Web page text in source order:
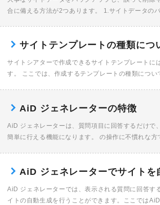
合に備える方法が2つあります。 1.サイトデータの
サイトテンプレートの種類につ
サイトシアターで作成できるサイトテンプレートに
す。 ここでは、作成するテンプレートの種類につい
AiD ジェネレーターの特徴
AiD ジェネレーターは、質問項目に回答するだけで
簡単に行える機能になります。 の操作に不慣れな方
AiD ジェネレーターでサイトを
AiD ジェネレーターでは、表示される質問に回答す
イトの自動生成を行うことができます。ここでは